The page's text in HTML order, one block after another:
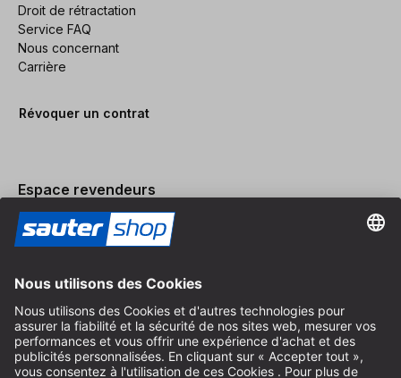
Droit de rétractation
Service FAQ
Nous concernant
Carrière
Révoquer un contrat
Espace revendeurs
Devenir revendeur
Mentions légales
Conditions Générales